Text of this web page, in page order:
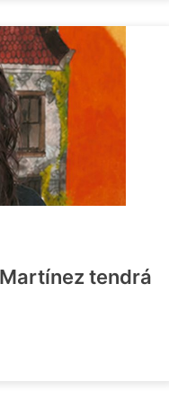
tendrá